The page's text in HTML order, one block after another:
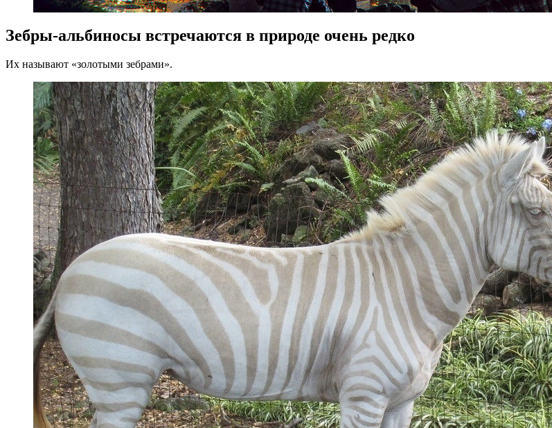
Зебры-альбиносы встречаются в природе очень редко
Их называют «золотыми зебрами».